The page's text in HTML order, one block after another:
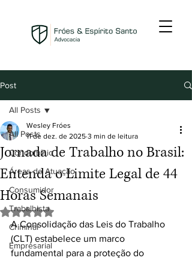
Post
All Posts
Condomínio
Áreas de Atuação
Consumidor
Trabalhista
Criminal
Empresarial
All Posts
Jornada de Trabalho no Brasil:
Entenda o Limite Legal de 44
Horas Semanais
Wesley Fróes
11 de dez. de 2025 3 min de leitura
Avaliado com NaN de 5 estrelas.
A Consolidação das Leis do Trabalho
(CLT) estabelece um marco
fundamental para a proteção do